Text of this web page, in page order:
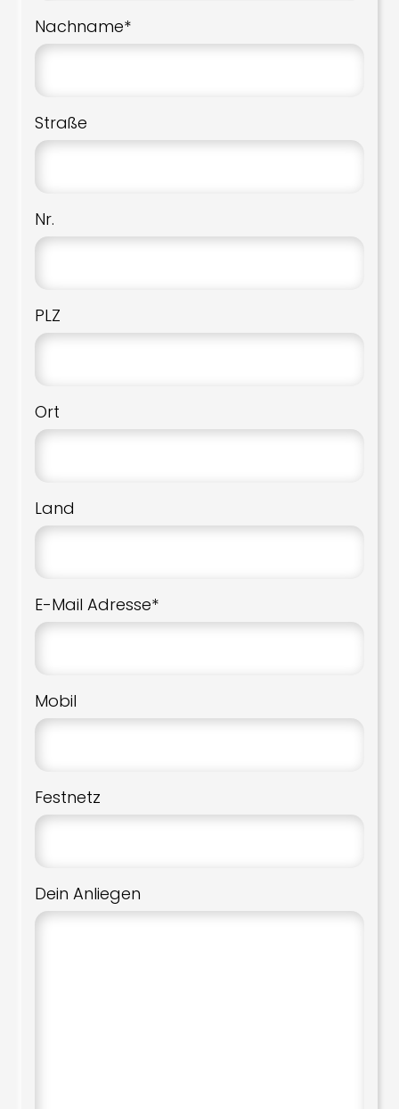
Nachname*
Straße
Nr.
PLZ
Ort
Land
E-Mail Adresse*
Mobil
Festnetz
Dein Anliegen